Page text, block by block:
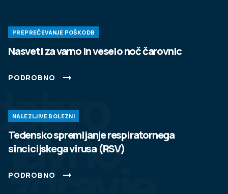
javno
PREPREČEVANJE POŠKODB
Nasveti za varno in veselo noč čarovnic
PODROBNO
NALEZLJIVE BOLEZNI
Tedensko spremljanje respiratornega
sincicijskega virusa (RSV)
PODROBNO